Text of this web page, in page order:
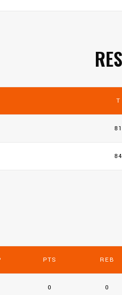
T
81
84
PTS REB
0 0